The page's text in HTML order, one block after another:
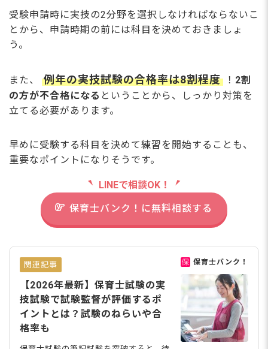
受験申請時に実技の2分野を選択しなければならないこ
とから、申請時期の前には科目を決めておきましょ
う。
また、 例年の実技試験の合格率は8割程度 ！ 2割
の方が不合格になる ということから、しっかり対策を
立てる必要があります。
早めに受験する科目を決めて練習を開始することも、
重要なポイントになりそうです。
LINEで相談OK！
保育士バンク！に無料相談する
関連記事
【2026年最新】保育士試験の実
技試験で試験監督が評価するポ
イントとは？試験のねらいや合
格率も
保育士バンク！